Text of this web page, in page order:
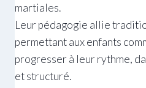
martiales.
Leur pédagogie allie
permettant aux enfants
progresser à leur rythme,
et structuré.